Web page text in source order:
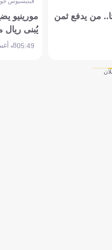
من يدفع ثمن
مورينيو
يُبنى ريال
05:498 أغسطس 2026